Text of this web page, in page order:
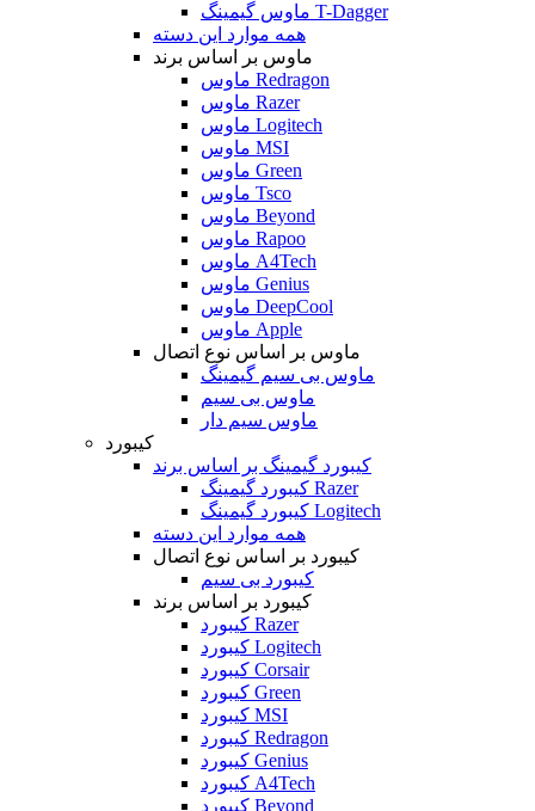
ماوس گیمینگ T-Dagger
همه موارد این دسته
ماوس بر اساس برند
ماوس Redragon
ماوس Razer
ماوس Logitech
ماوس MSI
ماوس Green
ماوس Tsco
ماوس Beyond
ماوس Rapoo
ماوس A4Tech
ماوس Genius
ماوس DeepCool
ماوس Apple
ماوس بر اساس نوع اتصال
ماوس بی سیم گیمینگ
ماوس بی سیم
ماوس سیم دار
کیبورد
کیبورد گیمینگ بر اساس برند
کیبورد گیمینگ Razer
کیبورد گیمینگ Logitech
همه موارد این دسته
کیبورد بر اساس نوع اتصال
کیبورد بی سیم
کیبورد بر اساس برند
کیبورد Razer
کیبورد Logitech
کیبورد Corsair
کیبورد Green
کیبورد MSI
کیبورد Redragon
کیبورد Genius
کیبورد A4Tech
کیبورد Beyond